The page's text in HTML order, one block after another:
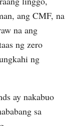
ang CMF, na
na ang
ng zero
ng
ay nakabuo
sa